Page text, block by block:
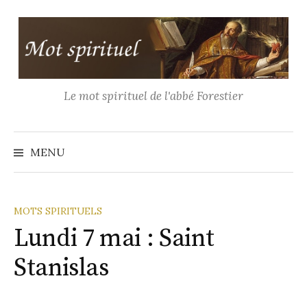
contenu
Le mot spirituel de l'abbé Forestier
MENU
MOTS SPIRITUELS
Lundi 7 mai : Saint
Stanislas